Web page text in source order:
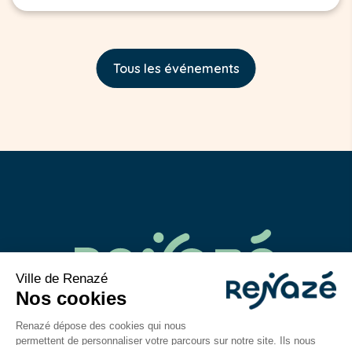
Tous les événements
02 43 06 40 14
contact@mairie-renaze.fr